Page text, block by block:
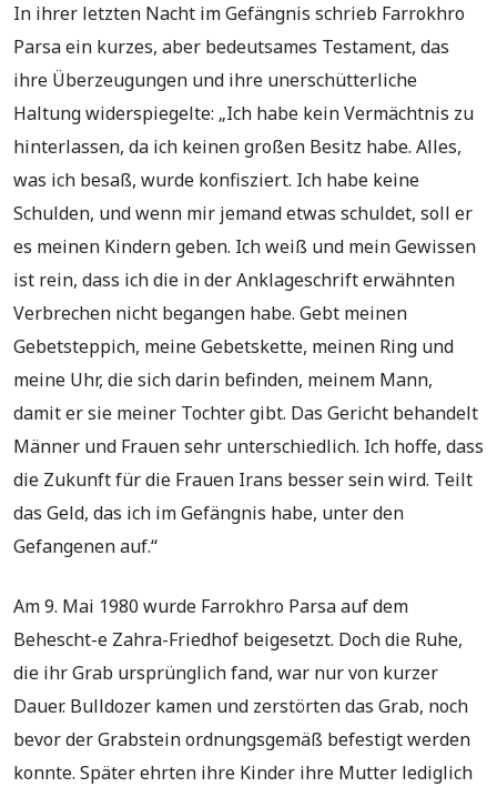
In ihrer letzten Nacht im Gefängnis schrieb Farrokhro
Parsa ein kurzes, aber bedeutsames Testament, das
ihre Überzeugungen und ihre unerschütterliche
Haltung widerspiegelte: „Ich habe kein Vermächtnis zu
hinterlassen, da ich keinen großen Besitz habe. Alles,
was ich besaß, wurde konfisziert. Ich habe keine
Schulden, und wenn mir jemand etwas schuldet, soll er
es meinen Kindern geben. Ich weiß und mein Gewissen
ist rein, dass ich die in der Anklageschrift erwähnten
Verbrechen nicht begangen habe. Gebt meinen
Gebetsteppich, meine Gebetskette, meinen Ring und
meine Uhr, die sich darin befinden, meinem Mann,
damit er sie meiner Tochter gibt. Das Gericht behandelt
Männer und Frauen sehr unterschiedlich. Ich hoffe, dass
die Zukunft für die Frauen Irans besser sein wird. Teilt
das Geld, das ich im Gefängnis habe, unter den
Gefangenen auf.“
Am 9. Mai 1980 wurde Farrokhro Parsa auf dem
Behescht-e Zahra-Friedhof beigesetzt. Doch die Ruhe,
die ihr Grab ursprünglich fand, war nur von kurzer
Dauer. Bulldozer kamen und zerstörten das Grab, noch
bevor der Grabstein ordnungsgemäß befestigt werden
konnte. Später ehrten ihre Kinder ihre Mutter lediglich